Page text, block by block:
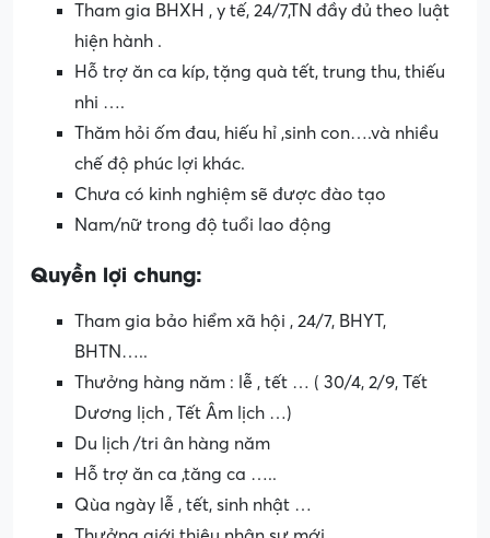
Tham gia BHXH , y tế, 24/7,TN đầy đủ theo luật
hiện hành .
Hỗ trợ ăn ca kíp, tặng quà tết, trung thu, thiếu
nhi ….
Thăm hỏi ốm đau, hiếu hỉ ,sinh con….và nhiều
chế độ phúc lợi khác.
Chưa có kinh nghiệm sẽ được đào tạo
Nam/nữ trong độ tuổi lao động
Quyền lợi chung:
Tham gia bảo hiểm xã hội , 24/7, BHYT,
BHTN…..
Thưởng hàng năm : lễ , tết … ( 30/4, 2/9, Tết
Dương lịch , Tết Âm lịch …)
Du lịch /tri ân hàng năm
Hỗ trợ ăn ca ,tăng ca …..
Qùa ngày lễ , tết, sinh nhật …